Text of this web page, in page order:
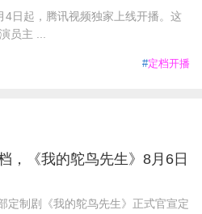
4日起，腾讯视频独家上线开播。这
员主 ...
#定档开播
，《我的鸵鸟先生》8月6日
定制剧《我的鸵鸟先生》正式官宣定